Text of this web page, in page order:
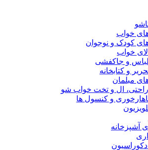
خواب
کودک و نوجوان
خواب
و جاکفشی
و کتابخانه
مبلمان
ال و تخت خواب شو
و کنسول ها
آشپزخانه